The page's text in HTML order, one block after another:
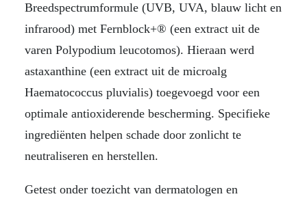
Breedspectrumformule (UVB, UVA, blauw licht en
infrarood) met Fernblock+® (een extract uit de
varen Polypodium leucotomos). Hieraan werd
astaxanthine (een extract uit de microalg
Haematococcus pluvialis) toegevoegd voor een
optimale antioxiderende bescherming. Specifieke
ingrediënten helpen schade door zonlicht te
neutraliseren en herstellen.
Getest onder toezicht van dermatologen en